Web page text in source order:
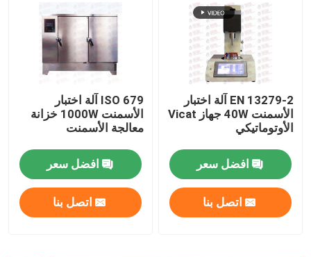
EN 13279-2 آلة اختبار
الأسمنت 40W جهاز Vicat
الأوتوماتيكي
افضل سعر
اتصل بنا
ISO 679 آلة اختبار
الأسمنت 1000W خزانة
معالجة الأسمنت
افضل سعر
اتصل بنا